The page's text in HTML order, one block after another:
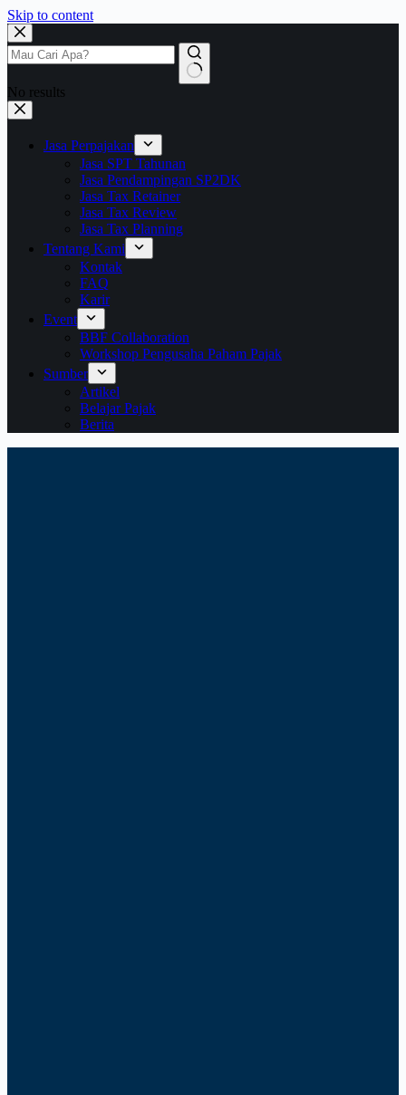
Skip to content
No results
Jasa Perpajakan
Jasa SPT Tahunan
Jasa Pendampingan SP2DK
Jasa Tax Retainer
Jasa Tax Review
Jasa Tax Planning
Tentang Kami
Kontak
FAQ
Karir
Event
BBF Collaboration
Workshop Pengusaha Paham Pajak
Sumber
Artikel
Belajar Pajak
Berita